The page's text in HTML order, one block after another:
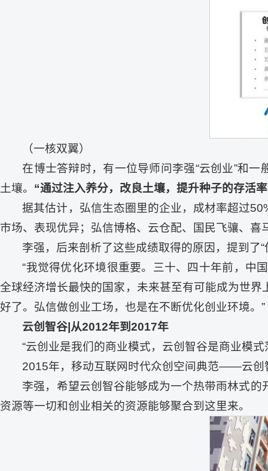
（一核双翼）
在博士答辩时，有一位导师问李强“云创业”和
土壤。 “通过注入养分，改良土壤，提升种子的存活
据其估计，弘信生态圈里的企业，成材率超过
市场、表现优异；弘信博格、云仓配、国民飞骧、喜
李强，后来剖析了这些成绩取得的原因，提到了
“我觉得优化环境很重要。三十、四十年前，中
全球经济增长最快的国家，未来甚至有可能成为世
好了。弘信做创业工场，也是在不断优化创业环境。”
云创智谷|从2012年到2017年
“云创业是我们的商业模式，云创智谷是商业模
2015年，移动互联网时代众创空间典范——云创
李强，希望云创智谷能够成为一个热带雨林式
资源等一切和创业相关的资源能够聚合到这里来。